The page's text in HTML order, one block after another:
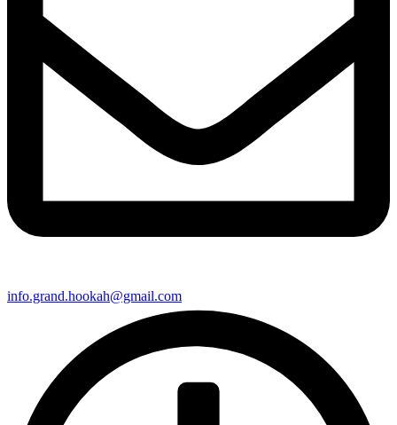
info.grand.hookah@gmail.com